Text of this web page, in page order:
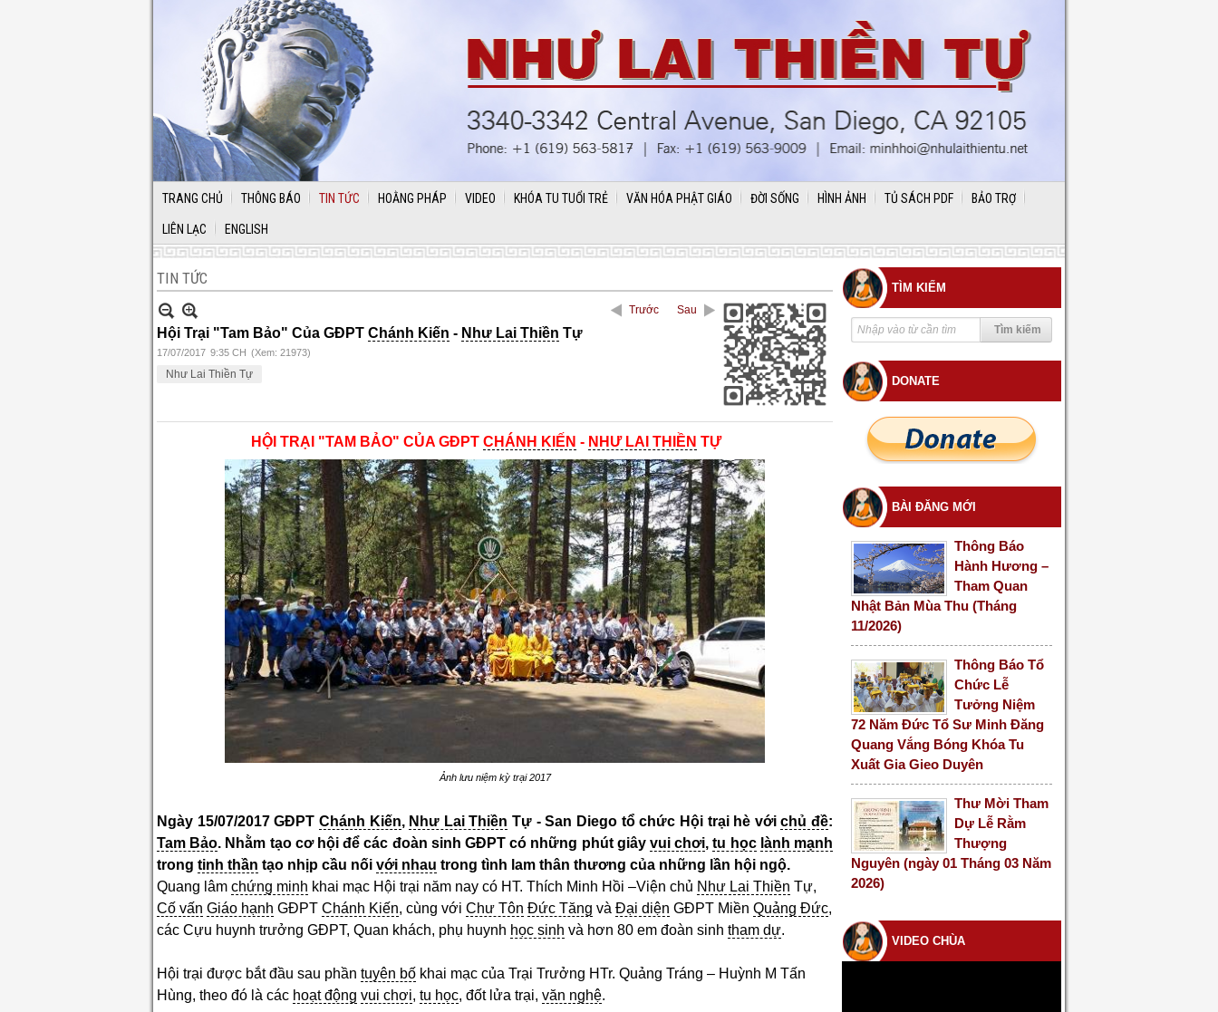
TRANG CHỦ THÔNG BÁO TIN TỨC HOẰNG PHÁP VIDEO KHÓA TU TUỔI TRẺ VĂN HÓA PHẬT GIÁO ĐỜI SỐNG HÌNH ẢNH TỦ SÁCH PDF BẢO TRỢ
LIÊN LẠC ENGLISH
TIN TỨC
Trước Sau
Hội Trại "Tam Bảo" Của GĐPT Chánh Kiến - Như Lai Thiền Tự
17/07/2017 9:35 CH (Xem: 21973)
Như Lai Thiền Tự
HỘI TRẠI "TAM BẢO" CỦA GĐPT CHÁNH KIẾN - NHƯ LAI THIỀN TỰ
Ảnh lưu niệm kỳ trại 2017
Ngày 15/07/2017 GĐPT Chánh Kiến, Như Lai Thiền Tự - San Diego tổ chức Hội trại hè vớichủ đề:
Tam Bảo. Nhằm tạo cơ hội để các đoàn sinh GĐPT có những phút giâyvui chơi,tu học lành mạnh
trong tinh thần tạo nhịp cầu nối với nhau trong tình lam thân thương của những lần hội ngộ.
Quang lâm chứng minh khai mạc Hội trại năm nay có HT. Thích Minh Hồi –Viện chủ Như Lai Thiền Tự,
Cố vấn Giáo hạnh GĐPT Chánh Kiến, cùng với Chư Tôn Đức Tăng và Đại diện GĐPT Miền Quảng Đức,
các Cựu huynh trưởng GĐPT, Quan khách, phụ huynh học sinh và hơn 80 em đoàn sinh tham dự.
Hội trại được bắt đầu sau phần tuyên bố khai mạc của Trại Trưởng HTr. Quảng Tráng – Huỳnh M Tấn
Hùng, theo đó là các hoạt động vui chơi, tu học, đốt lửa trại, văn nghệ.
TÌM KIẾM
DONATE
BÀI ĐĂNG MỚI
Thông Báo
Hành Hương –
Tham Quan
Nhật Bản Mùa Thu (Tháng
11/2026)
Thông Báo Tổ
Chức Lễ
Tưởng Niệm
72 Năm Đức Tổ Sư Minh Đăng
Quang Vắng Bóng Khóa Tu
Xuất Gia Gieo Duyên
Thư Mời Tham
Dự Lễ Rằm
Thượng
Nguyên (ngày 01 Tháng 03 Năm
2026)
VIDEO CHÙA